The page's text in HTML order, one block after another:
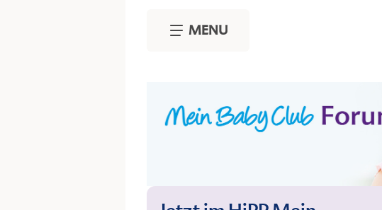
MENU